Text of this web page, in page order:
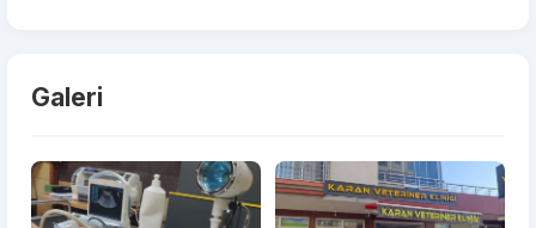
Galeri